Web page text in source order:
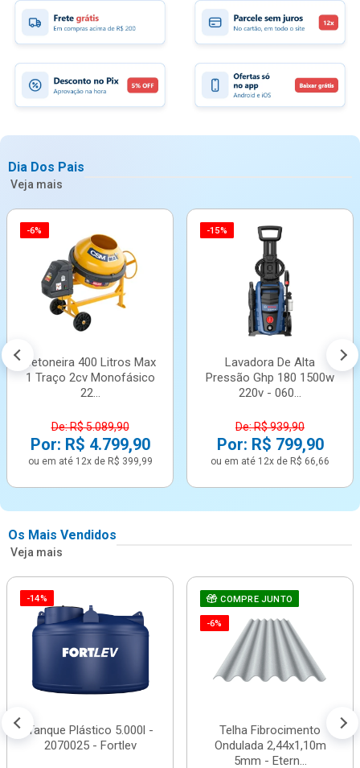
Dia Dos Pais
Veja mais
-6%
Betoneira 400 Litros Max
1 Traço 2cv Monofásico
22...
De: R$ 5.089,90
Por: R$ 4.799,90
ou em até 12x de R$ 399,99
-15%
Lavadora De Alta
Pressão Ghp 180 1500w
220v - 060...
De: R$ 939,90
Por: R$ 799,90
ou em até 12x de R$ 66,66
Os Mais Vendidos
Veja mais
-14%
Tanque Plástico 5.000l -
2070025 - Fortlev
COMPRE JUNTO
-6%
Telha Fibrocimento
Ondulada 2,44x1,10m
5mm - Etern...